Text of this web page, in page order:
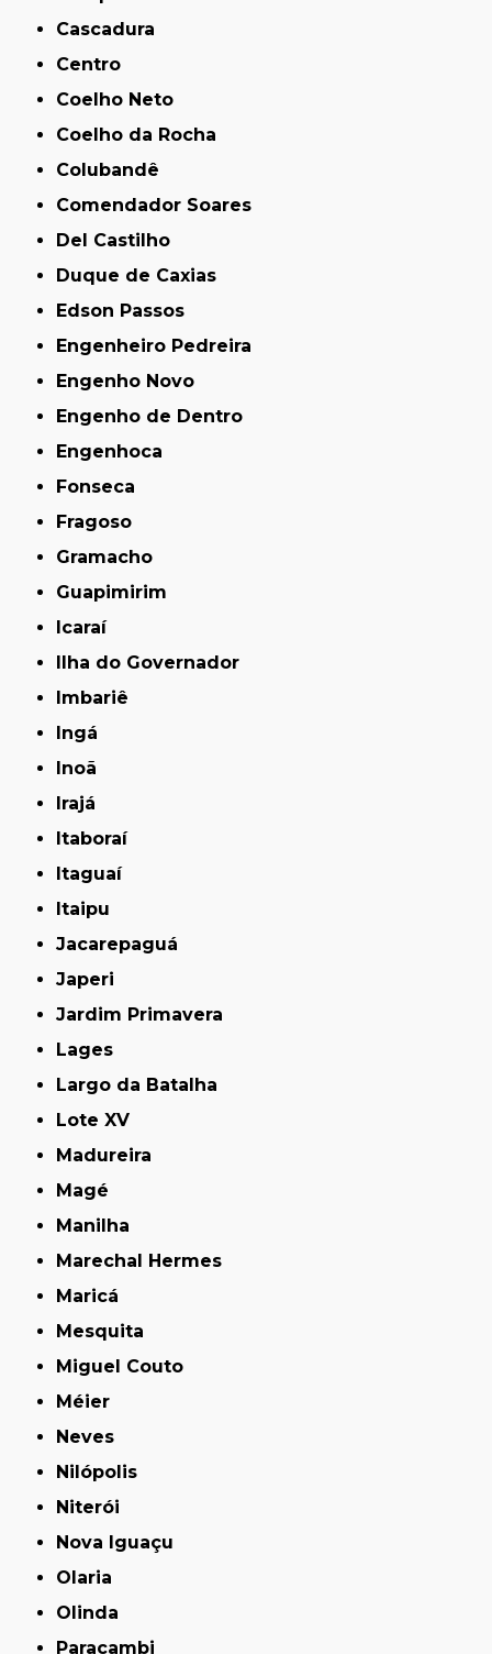
Cascadura
Centro
Coelho Neto
Coelho da Rocha
Colubandê
Comendador Soares
Del Castilho
Duque de Caxias
Edson Passos
Engenheiro Pedreira
Engenho Novo
Engenho de Dentro
Engenhoca
Fonseca
Fragoso
Gramacho
Guapimirim
Icaraí
Ilha do Governador
Imbariê
Ingá
Inoã
Irajá
Itaboraí
Itaguaí
Itaipu
Jacarepaguá
Japeri
Jardim Primavera
Lages
Largo da Batalha
Lote XV
Madureira
Magé
Manilha
Marechal Hermes
Maricá
Mesquita
Miguel Couto
Méier
Neves
Nilópolis
Niterói
Nova Iguaçu
Olaria
Olinda
Paracambi